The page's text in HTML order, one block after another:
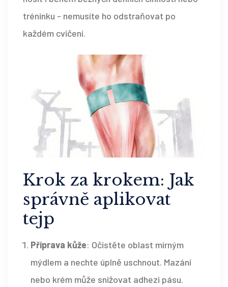
tréninku - nemusíte ho odstraňovat po
každém cvičení.
Krok za krokem: Jak
správně aplikovat
tejp
Příprava kůže: Očistěte oblast mírným
mýdlem a nechte úplně uschnout. Mazání
nebo krém může snižovat adhezi pásu.